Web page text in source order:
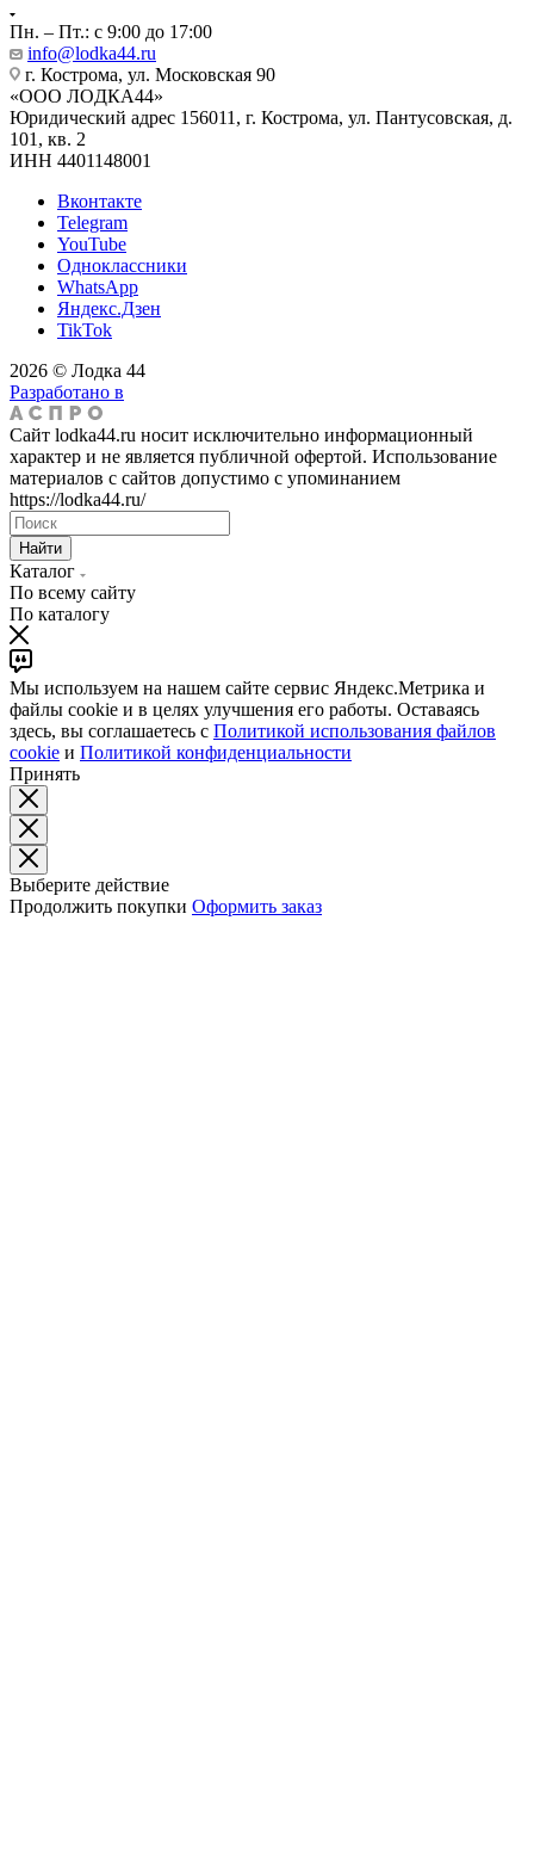
Пн. – Пт.: с 9:00 до 17:00
info@lodka44.ru
г. Кострома, ул. Московская 90
«ООО ЛOДКА44»
Юридический адрес 156011, г. Кострома, ул. Пантусовская, д.
101, кв. 2
ИНН 4401148001
Вконтакте
Telegram
YouTube
Одноклассники
WhatsApp
Яндекс.Дзен
TikTok
2026 © Лодка 44
Разработано в
Сайт lodka44.ru носит исключительно информационный
характер и не является публичной офертой. Использование
материалов с сайтов допустимо с упоминанием
https://lodka44.ru/
Найти
Каталог
По всему сайту
По каталогу
Мы используем на нашем сайте сервис Яндекс.Метрика и
файлы cookie и в целях улучшения его работы. Оставаясь
здесь, вы соглашаетесь с Политикой использования файлов
cookie и Политикой конфиденциальности
Принять
Выберите действие
Продолжить покупки Оформить заказ